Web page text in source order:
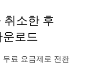
소한 후
로드
료 요금제로 전환